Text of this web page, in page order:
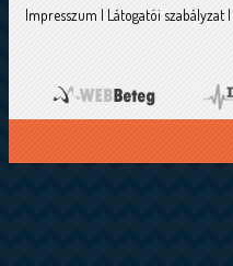
Impresszum | Látogatói szabályzat |